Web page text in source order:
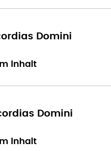
Domini
Inhalt
Domini
Inhalt